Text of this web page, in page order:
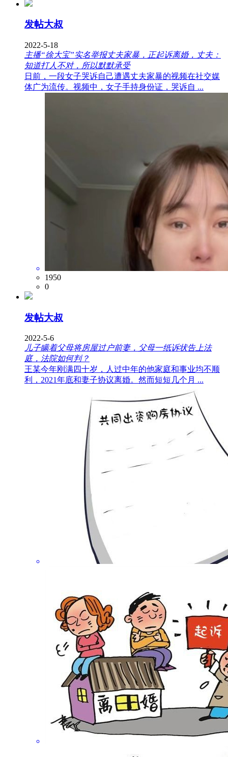
发帖大叔
2022-5-18
主播“徐大宝”实名举报丈夫家暴，正起诉离婚，丈夫：
知道打人不对，所以默默承受
日前，一段女子哭诉自己遭遇丈夫家暴的视频在社交媒
体广为流传。视频中，女子手持身份证，哭诉自 ...
1950
0
发帖大叔
2022-5-6
儿子瞒着父母将房屋过户前妻，父母一纸诉状告上法
庭，法院如何判？
王某今年刚满四十岁，人过中年的他家庭和事业均不顺
利，2021年底和妻子协议离婚。然而短短几个月 ...